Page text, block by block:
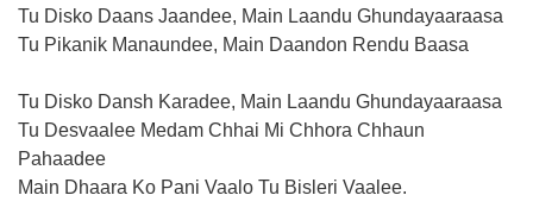
Tu Disko Daans Jaandee, Main Laandu Ghundayaaraasa
Tu Pikanik Manaundee, Main Daandon Rendu Baasa
Tu Disko Dansh Karadee, Main Laandu Ghundayaaraasa
Tu Desvaalee Medam Chhai Mi Chhora Chhaun
Pahaadee
Main Dhaara Ko Pani Vaalo Tu Bisleri Vaalee.